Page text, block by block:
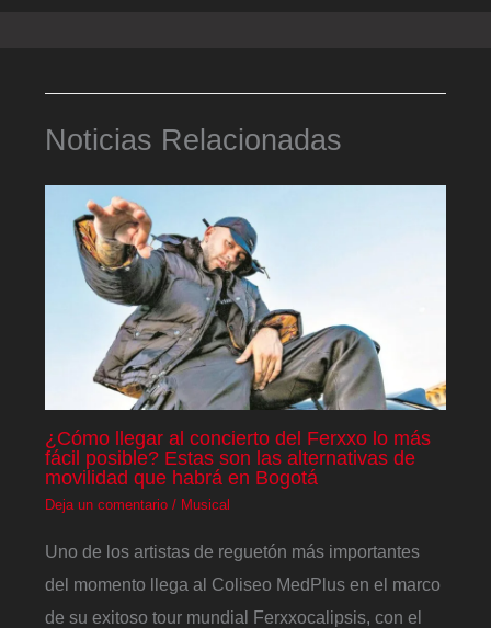
Noticias Relacionadas
¿Cómo llegar al concierto del Ferxxo lo más
fácil posible? Estas son las alternativas de
movilidad que habrá en Bogotá
Deja un comentario / Musical
Uno de los artistas de reguetón más importantes
del momento llega al Coliseo MedPlus en el marco
de su exitoso tour mundial Ferxxocalipsis, con el